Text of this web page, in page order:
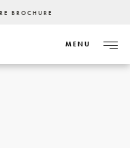
BROCHURE
MENU